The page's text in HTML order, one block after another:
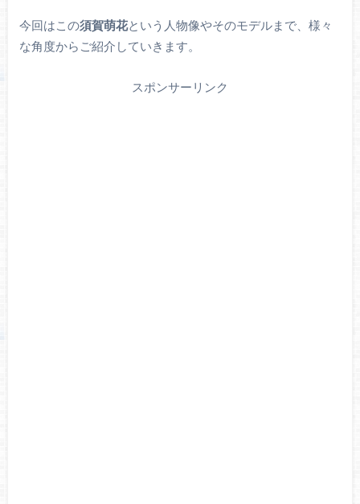
今回はこの須賀萌花という人物像やそのモデルまで、様々
な角度からご紹介していきます。
スポンサーリンク